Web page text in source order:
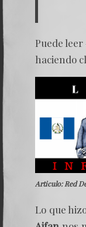
Puede
haciendo
Articulo: Red
Lo que